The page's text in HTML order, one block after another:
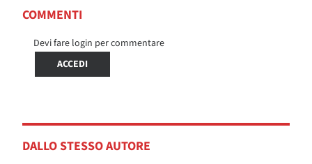
COMMENTI
Devi fare login per commentare
ACCEDI
DALLO STESSO AUTORE